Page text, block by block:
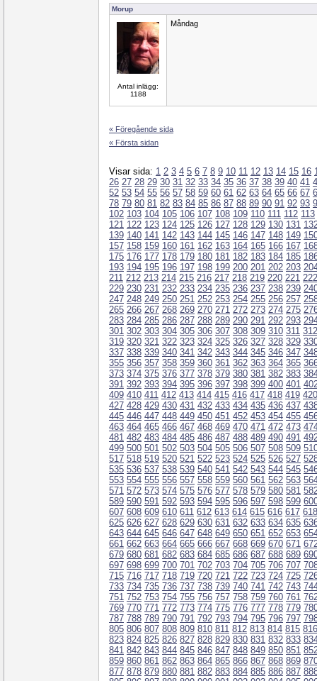
Morup
Antal inlägg:
1188
Måndag
« Föregående sida
« Första sidan
Visar sida: 1 2 3 4 5 6 7 8 9 10 11 12 13 14 15 16
26 27 28 29 30 31 32 33 34 35 36 37 38 39 40 41
52 53 54 55 56 57 58 59 60 61 62 63 64 65 66 67
78 79 80 81 82 83 84 85 86 87 88 89 90 91 92 93
102 103 104 105 106 107 108 109 110 111 112 113
121 122 123 124 125 126 127 128 129 130 131
139 140 141 142 143 144 145 146 147 148 149
157 158 159 160 161 162 163 164 165 166 167
175 176 177 178 179 180 181 182 183 184 185
193 194 195 196 197 198 199 200 201 202 203
211 212 213 214 215 216 217 218 219 220 221 222
229 230 231 232 233 234 235 236 237 238 239
247 248 249 250 251 252 253 254 255 256 257
265 266 267 268 269 270 271 272 273 274 275
283 284 285 286 287 288 289 290 291 292 293
301 302 303 304 305 306 307 308 309 310 311 312
319 320 321 322 323 324 325 326 327 328 329
337 338 339 340 341 342 343 344 345 346 347
355 356 357 358 359 360 361 362 363 364 365
373 374 375 376 377 378 379 380 381 382 383
391 392 393 394 395 396 397 398 399 400 401
409 410 411 412 413 414 415 416 417 418 419 420
427 428 429 430 431 432 433 434 435 436 437
445 446 447 448 449 450 451 452 453 454 455
463 464 465 466 467 468 469 470 471 472 473
481 482 483 484 485 486 487 488 489 490 491
499 500 501 502 503 504 505 506 507 508 509
517 518 519 520 521 522 523 524 525 526 527
535 536 537 538 539 540 541 542 543 544 545
553 554 555 556 557 558 559 560 561 562 563
571 572 573 574 575 576 577 578 579 580 581
589 590 591 592 593 594 595 596 597 598 599
607 608 609 610 611 612 613 614 615 616 617 618
625 626 627 628 629 630 631 632 633 634 635
643 644 645 646 647 648 649 650 651 652 653
661 662 663 664 665 666 667 668 669 670 671
679 680 681 682 683 684 685 686 687 688 689
697 698 699 700 701 702 703 704 705 706 707
715 716 717 718 719 720 721 722 723 724 725
733 734 735 736 737 738 739 740 741 742 743
751 752 753 754 755 756 757 758 759 760 761
769 770 771 772 773 774 775 776 777 778 779
787 788 789 790 791 792 793 794 795 796 797
805 806 807 808 809 810 811 812 813 814 815 816
823 824 825 826 827 828 829 830 831 832 833
841 842 843 844 845 846 847 848 849 850 851
859 860 861 862 863 864 865 866 867 868 869
877 878 879 880 881 882 883 884 885 886 887